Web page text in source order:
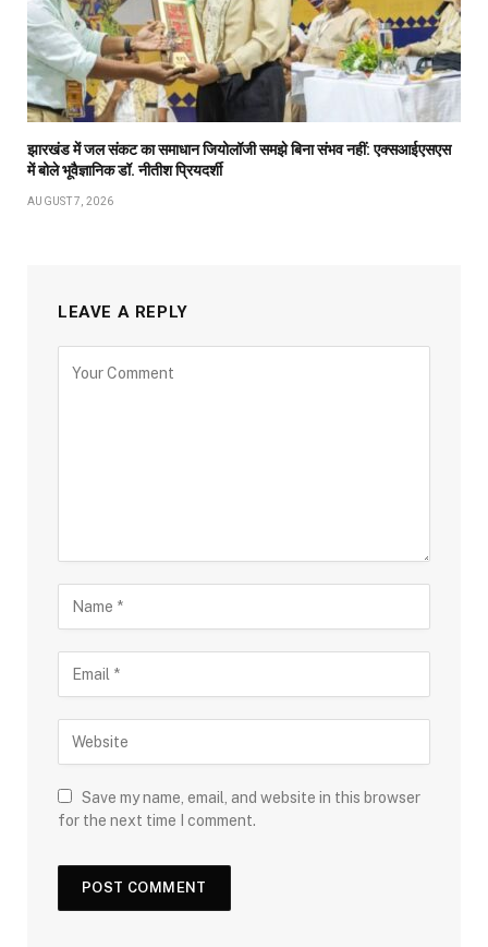
झारखंड में जल संकट का समाधान जियोलॉजी समझे बिना संभव नहीं: एक्सआईएसएस
में बोले भूवैज्ञानिक डॉ. नीतीश प्रियदर्शी
AUGUST 7, 2026
LEAVE A REPLY
Save my name, email, and website in this browser
for the next time I comment.